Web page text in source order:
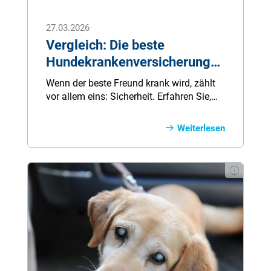
27.03.2026
Vergleich: Die beste
Hundekrankenversicherung
2026 finden & absichern
Wenn der beste Freund krank wird, zählt
vor allem eins: Sicherheit. Erfahren Sie,
Krankenversicherung optimal schützen –
bewahren. Jetzt vergleichen und beruhigt
vorsorgen.
Weiterlesen